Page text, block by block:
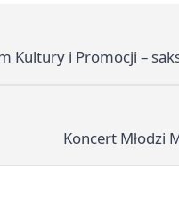
Kultury i Promocji –
Koncert Młodzi